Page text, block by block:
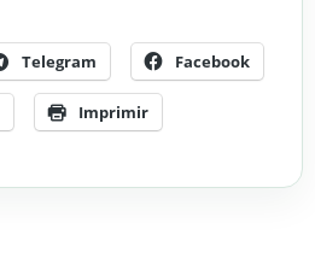
Telegram Facebook
Imprimir